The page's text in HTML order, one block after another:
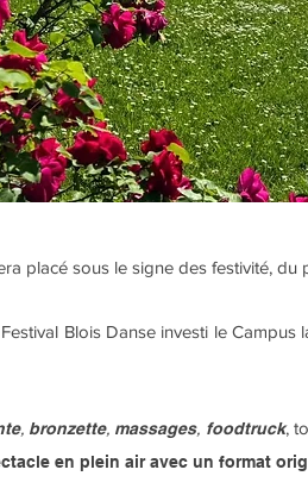
placé sous le signe des festivité, du
Blois Danse investi le
, bronzette, massages, foodtruck,
en plein air avec un format